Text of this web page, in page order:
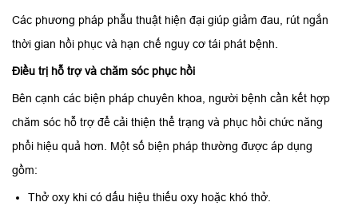
Các phương pháp phẫu thuật hiện đại giúp giảm đau, rút ngắn
thời gian hồi phục và hạn chế nguy cơ tái phát bệnh.
Điều trị hỗ trợ và chăm sóc phục hồi
Bên cạnh các biện pháp chuyên khoa, người bệnh cần kết hợp
chăm sóc hỗ trợ để cải thiện thể trạng và phục hồi chức năng
phổi hiệu quả hơn. Một số biện pháp thường được áp dụng
gồm:
Thở oxy khi có dấu hiệu thiếu oxy hoặc khó thở.